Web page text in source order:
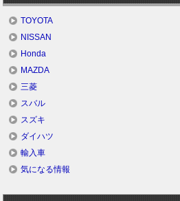
TOYOTA
NISSAN
Honda
MAZDA
三菱
スバル
スズキ
ダイハツ
輸入車
気になる情報